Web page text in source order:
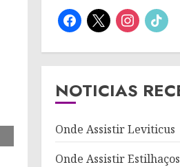
facebook
x instagram
tiktok
NOTICIAS
Onde Assistir Leviticus
Onde Assistir Estilhaços